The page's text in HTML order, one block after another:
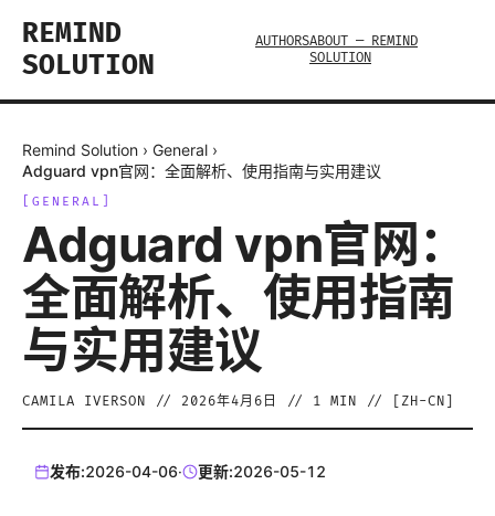
REMIND
SOLUTION
AUTHORSABOUT — REMIND
SOLUTION
Remind Solution › General ›
Adguard vpn官网：全面解析、使用指南与实用建议
GENERAL
Adguard vpn官网：
全面解析、使用指南
与实用建议
CAMILA IVERSON // 2026年4月6日 // 1 MIN // [ ZH-CN
发布:2026-04-06· 更新:2026-05-12